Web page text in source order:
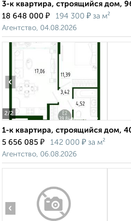
3-к квартира, строящийся дом,
18 648 000 ₽ 194 300 ₽ за м²
Агентство, 04.08.2026
2/2
‹
1-к квартира, строящийся дом,
5 656 085 ₽ 142 000 ₽ за м²
Агентство, 06.08.2026
‹